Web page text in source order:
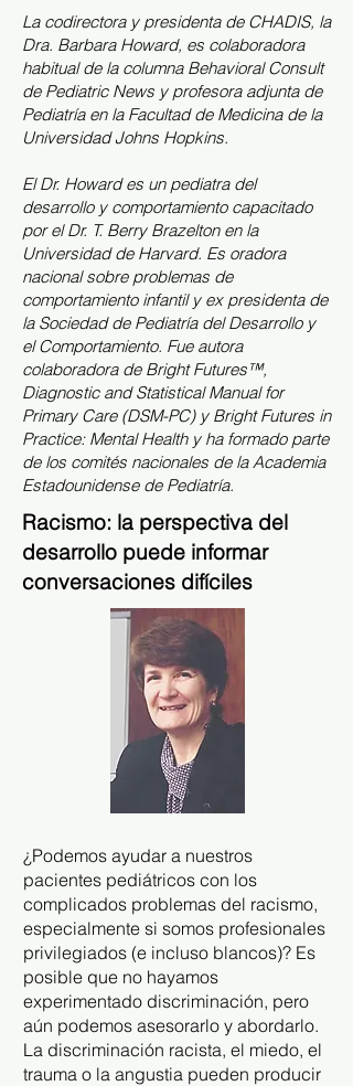
La codirectora y presidenta de CHADIS, la
Dra. Barbara Howard, es colaboradora
habitual de la columna Behavioral Consult
de Pediatric News y profesora adjunta de
Pediatría en la Facultad de Medicina de la
Universidad Johns Hopkins.
El Dr. Howard es un pediatra del
desarrollo y comportamiento capacitado
por el Dr. T. Berry Brazelton en la
Universidad de Harvard. Es oradora
nacional sobre problemas de
comportamiento infantil y ex presidenta de
la Sociedad de Pediatría del Desarrollo y
el Comportamiento. Fue autora
colaboradora de Bright Futures™,
Diagnostic and Statistical Manual for
Primary Care (DSM-PC) y Bright Futures in
Practice: Mental Health y ha formado parte
de los comités nacionales de la Academia
Estadounidense de Pediatría.
Racismo: la perspectiva del
desarrollo puede informar
conversaciones difíciles
¿Podemos ayudar a nuestros
pacientes pediátricos con los
complicados problemas del racismo,
especialmente si somos profesionales
privilegiados (e incluso blancos)? Es
posible que no hayamos
experimentado discriminación, pero
aún podemos asesorarlo y abordarlo.
La discriminación racista, el miedo, el
trauma o la angustia pueden producir